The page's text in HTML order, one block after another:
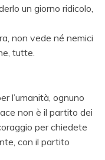
un giorno ridicolo,
non vede né nemici
tutte.
l’umanità, ognuno
non è il partito dei
per chiedete
con il partito